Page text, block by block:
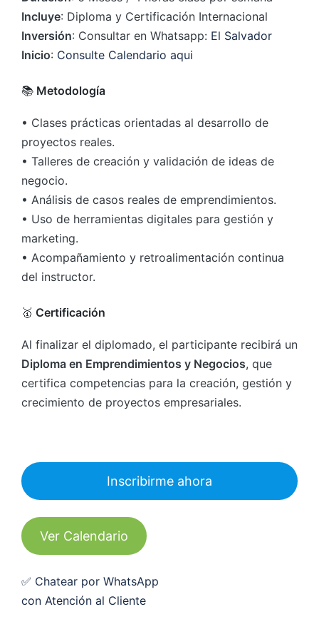
Incluye: Diploma y Certificación Internacional
Inversión: Consultar en Whatsapp: El Salvador
Inicio: Consulte Calendario aqui
📚 Metodología
• Clases prácticas orientadas al desarrollo de
proyectos reales.
• Talleres de creación y validación de ideas de
negocio.
• Análisis de casos reales de emprendimientos.
• Uso de herramientas digitales para gestión y
marketing.
• Acompañamiento y retroalimentación continua
del instructor.
🥇 Certificación
Al finalizar el diplomado, el participante recibirá un
Diploma en Emprendimientos y Negocios, que
certifica competencias para la creación, gestión y
crecimiento de proyectos empresariales.
Inscribirme ahora
Ver Calendario
✅ Chatear por WhatsApp
con Atención al Cliente